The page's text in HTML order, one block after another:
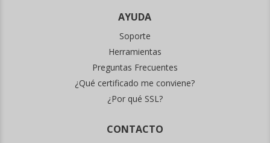
AYUDA
Soporte
Herramientas
Preguntas Frecuentes
¿Qué certificado me conviene?
¿Por qué SSL?
CONTACTO